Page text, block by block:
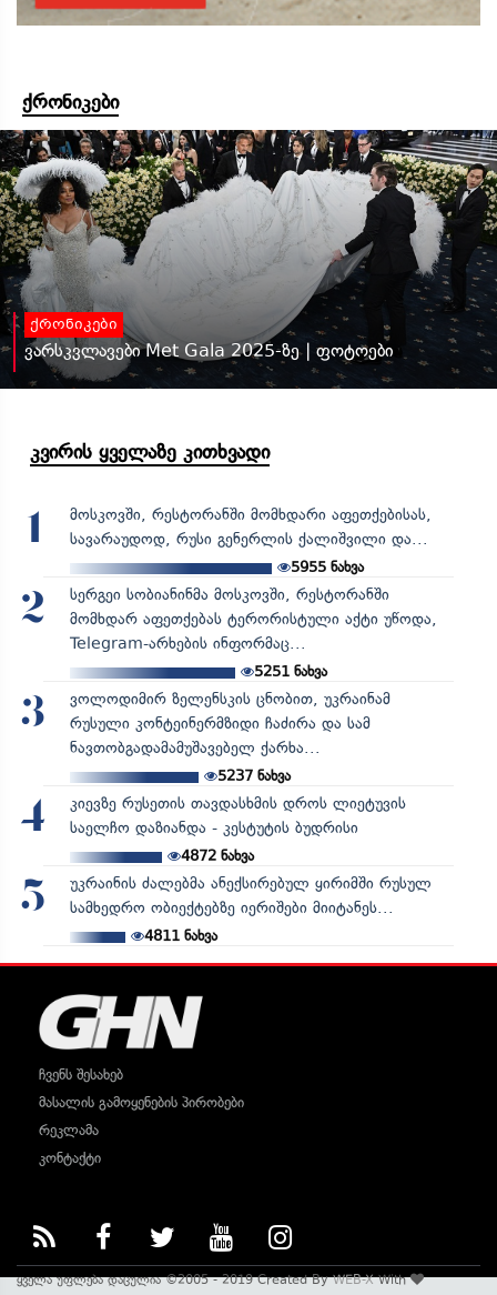
ქრონიკები
ქრონიკები
ვარსკვლავები Met Gala 2025-ზე | ფოტოები
კვირის ყველაზე კითხვადი
1
მოსკოვში, რესტორანში მომხდარი აფეთქებისას,
სავარაუდოდ, რუსი გენერლის ქალიშვილი და...
5955 ნახვა
2
სერგეი სობიანინმა მოსკოვში, რესტორანში
მომხდარ აფეთქებას ტერორისტული აქტი უწოდა,
Telegram-არხების ინფორმაც...
5251ნახვა
3
ვოლოდიმირ ზელენსკის ცნობით, უკრაინამ
რუსული კონტეინერმზიდი ჩაძირა და სამ
ნავთობგადამამუშავებელ ქარხა...
5237ნახვა
4
კიევზე რუსეთის თავდასხმის დროს ლიეტუვის
საელჩო დაზიანდა - კესტუტის ბუდრისი
4872ნახვა
5
უკრაინის ძალებმა ანექსირებულ ყირიმში რუსულ
სამხედრო ობიექტებზე იერიშები მიიტანეს...
4811ნახვა
ჩვენს შესახებ
მასალის გამოყენების პირობები
რეკლამა
კონტაქტი
ყველა უფლება დაცულია ©2005 - 2019 Created ByWEB-XWith